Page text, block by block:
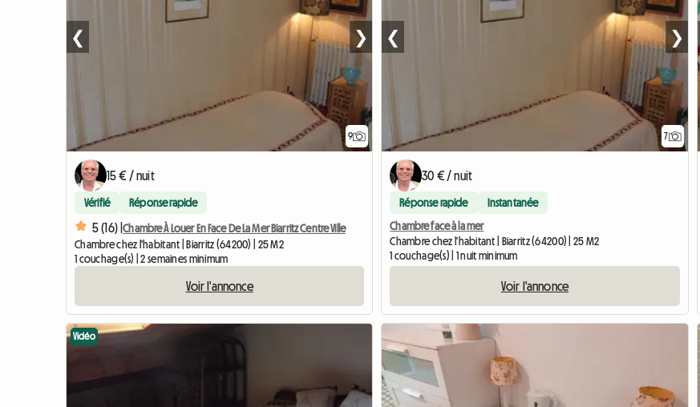
9
❮ ❯
15 € / nuit
Vérifié Réponse rapide
5 (16) |Chambre À Louer En Face De La Mer Biarritz Centre Ville
Chambre chez l'habitant | Biarritz (64200) | 25 M2
1 couchage(s) | 2 semaines minimum
Voir l'annonce
7
❮ ❯
30 € / nuit
Réponse rapide Instantanée
Chambre face à la mer
Chambre chez l'habitant | Biarritz (64200) | 25 M2
1 couchage(s) | 1 nuit minimum
Voir l'annonce
Vidéo